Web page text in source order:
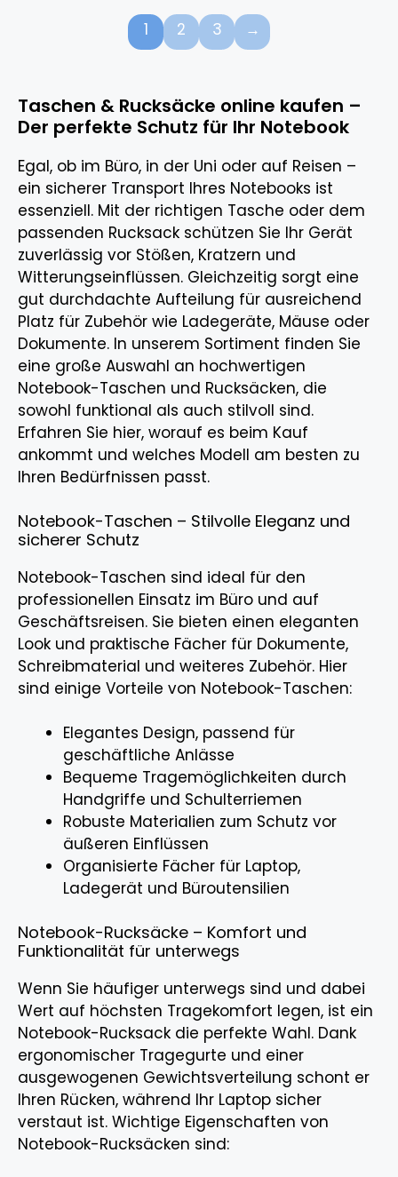
1 2 3 →
Taschen & Rucksäcke online kaufen –
Der perfekte Schutz für Ihr Notebook
Egal, ob im Büro, in der Uni oder auf Reisen –
ein sicherer Transport Ihres Notebooks ist
essenziell. Mit der richtigen Tasche oder dem
passenden Rucksack schützen Sie Ihr Gerät
zuverlässig vor Stößen, Kratzern und
Witterungseinflüssen. Gleichzeitig sorgt eine
gut durchdachte Aufteilung für ausreichend
Platz für Zubehör wie Ladegeräte, Mäuse oder
Dokumente. In unserem Sortiment finden Sie
eine große Auswahl an hochwertigen
Notebook-Taschen und Rucksäcken, die
sowohl funktional als auch stilvoll sind.
Erfahren Sie hier, worauf es beim Kauf
ankommt und welches Modell am besten zu
Ihren Bedürfnissen passt.
Notebook-Taschen – Stilvolle Eleganz und
sicherer Schutz
Notebook-Taschen sind ideal für den
professionellen Einsatz im Büro und auf
Geschäftsreisen. Sie bieten einen eleganten
Look und praktische Fächer für Dokumente,
Schreibmaterial und weiteres Zubehör. Hier
sind einige Vorteile von Notebook-Taschen:
Elegantes Design, passend für
geschäftliche Anlässe
Bequeme Tragemöglichkeiten durch
Handgriffe und Schulterriemen
Robuste Materialien zum Schutz vor
äußeren Einflüssen
Organisierte Fächer für Laptop,
Ladegerät und Büroutensilien
Notebook-Rucksäcke – Komfort und
Funktionalität für unterwegs
Wenn Sie häufiger unterwegs sind und dabei
Wert auf höchsten Tragekomfort legen, ist ein
Notebook-Rucksack die perfekte Wahl. Dank
ergonomischer Tragegurte und einer
ausgewogenen Gewichtsverteilung schont er
Ihren Rücken, während Ihr Laptop sicher
verstaut ist. Wichtige Eigenschaften von
Notebook-Rucksäcken sind: